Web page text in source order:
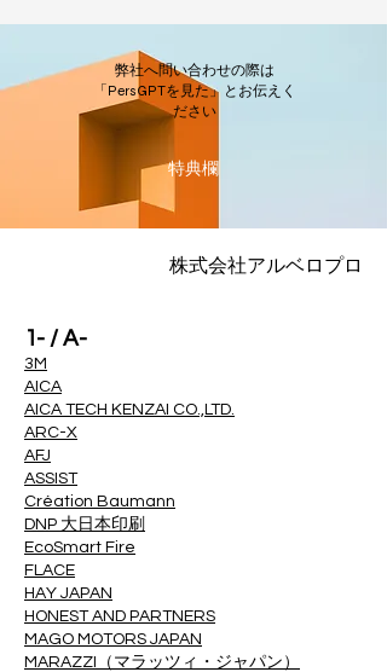
弊社へ問い合わせの際は
「PersGPTを見た」とお伝えく
ださい
​特典欄
株式会社アルベロプロ
1- / A-
3M
AICA
AICA TECH KENZAI CO.,LTD.
ARC-X
AFJ
ASSIST
Création Baumann
DNP 大日本印刷
EcoSmart Fire
FLACE
HAY JAPAN
HONEST AND PARTNERS
MAGO MOTORS JAPAN
MARAZZI（マラッツィ・ジャパン）